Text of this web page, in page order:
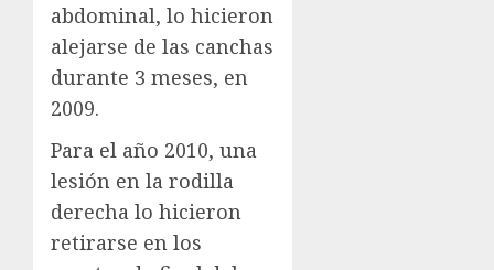
abdominal, lo hicieron
alejarse de las canchas
durante 3 meses, en
2009.
Para el año 2010, una
lesión en la rodilla
derecha lo hicieron
retirarse en los